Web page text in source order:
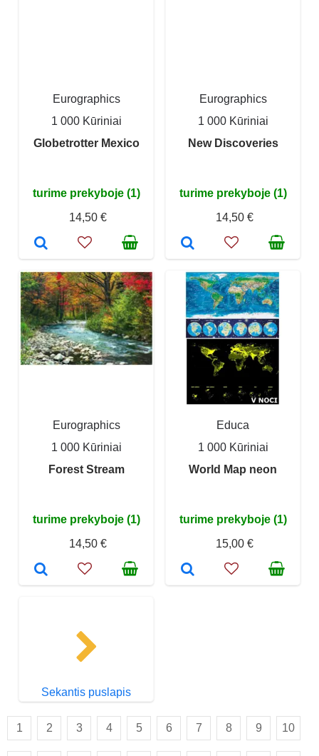
Eurographics
1 000 Kūriniai
Globetrotter Mexico
turime prekyboje (1)
14,50 €
Eurographics
1 000 Kūriniai
New Discoveries
turime prekyboje (1)
14,50 €
Eurographics
1 000 Kūriniai
Forest Stream
turime prekyboje (1)
14,50 €
Educa
1 000 Kūriniai
World Map neon
turime prekyboje (1)
15,00 €
Sekantis puslapis
1 2 3 4 5 6 7 8 9 10